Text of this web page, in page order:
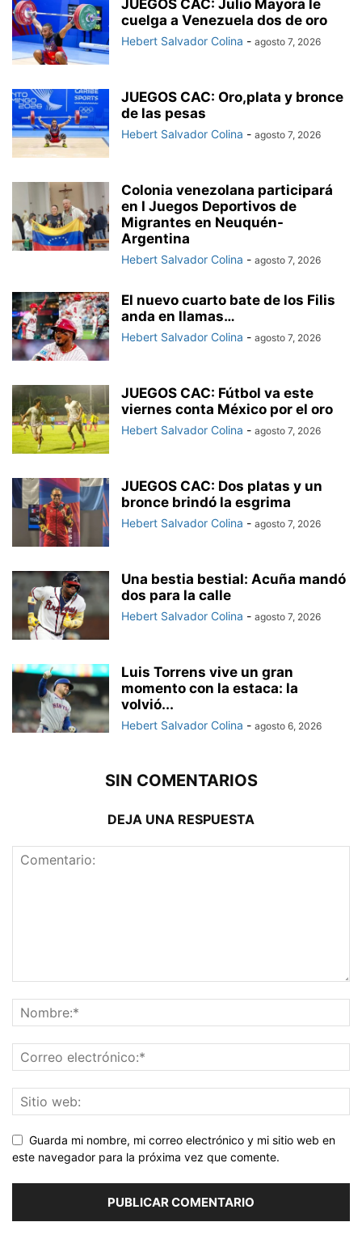
JUEGOS CAC: Julio Mayora le
cuelga a Venezuela dos de oro
Hebert Salvador Colina - agosto 7, 2026
JUEGOS CAC: Oro,plata y bronce
de las pesas
Hebert Salvador Colina - agosto 7, 2026
Colonia venezolana participará
en I Juegos Deportivos de
Migrantes en Neuquén-
Argentina
Hebert Salvador Colina - agosto 7, 2026
El nuevo cuarto bate de los Filis
anda en llamas…
Hebert Salvador Colina - agosto 7, 2026
JUEGOS CAC: Fútbol va este
viernes conta México por el oro
Hebert Salvador Colina - agosto 7, 2026
JUEGOS CAC: Dos platas y un
bronce brindó la esgrima
Hebert Salvador Colina - agosto 7, 2026
Una bestia bestial: Acuña mandó
dos para la calle
Hebert Salvador Colina - agosto 7, 2026
Luis Torrens vive un gran
momento con la estaca: la
volvió...
Hebert Salvador Colina - agosto 6, 2026
SIN COMENTARIOS
DEJA UNA RESPUESTA
Guarda mi nombre, mi correo electrónico y mi sitio web en
este navegador para la próxima vez que comente.